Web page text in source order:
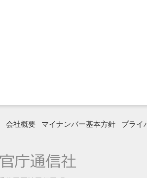
会社概要 マイナンバー基本方針 プライ